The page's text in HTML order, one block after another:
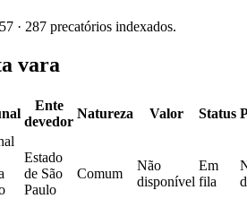
· 287 precatórios indexados.
vara
Ente
devedor
Natureza Valor Status
Estado
de São
Paulo
Comum
Não
disponível
Em
fila